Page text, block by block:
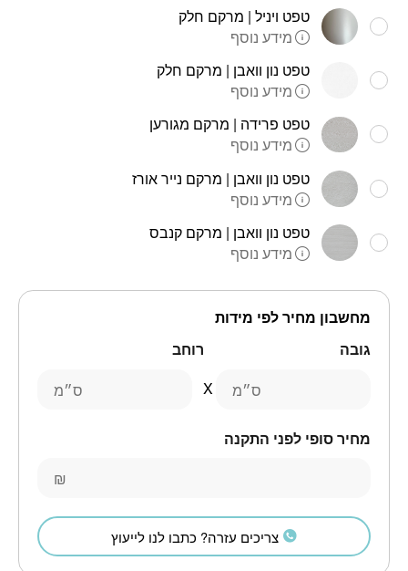
טפט ויניל | מרקם חלק
מידע נוסף
טפט נון וואבן | מרקם חלק
מידע נוסף
טפט פרידה | מרקם מגורען
מידע נוסף
טפט נון וואבן | מרקם נייר אורז
מידע נוסף
טפט נון וואבן | מרקם קנבס
מידע נוסף
מחשבון מחיר לפי מידות
גובה
ס״מ
רוחב
ס״מ
מחיר סופי לפני התקנה
₪
צריכים עזרה? כתבו לנו לייעוץ